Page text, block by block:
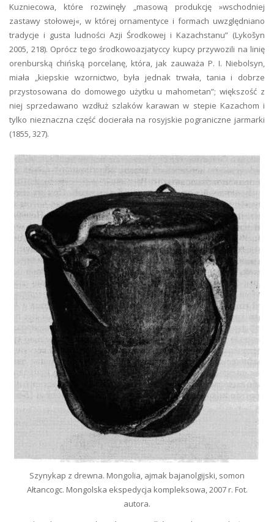
Kuzniecowa, które rozwinęły „masową produkcję »wschodniej
zastawy stołowej«, w której ornamentyce i formach uwzględniano
tradycje i gusta ludności Azji Środkowej i Kazachstanu” (Lykošyn
2005, 218). Oprócz tego środkowoazjatyccy kupcy przywozili na linię
orenburską chińską porcelanę, która, jak zauważa P. I. Niebolsyn,
miała „kiepskie wzornictwo, była jednak trwała, tania i dobrze
przystosowana do domowego użytku u mahometan”; większość z
niej sprzedawano wzdłuż szlaków karawan w stepie Kazachom i
tylko nieznaczna część docierała na rosyjskie pograniczne jarmarki
(1855, 327).
Szynykap z drewna. Mongolia, ajmak bajanolgijski, somon
Ałtancogc. Mongolska ekspedycja kompleksowa, 2007 r. Fot.
autora.